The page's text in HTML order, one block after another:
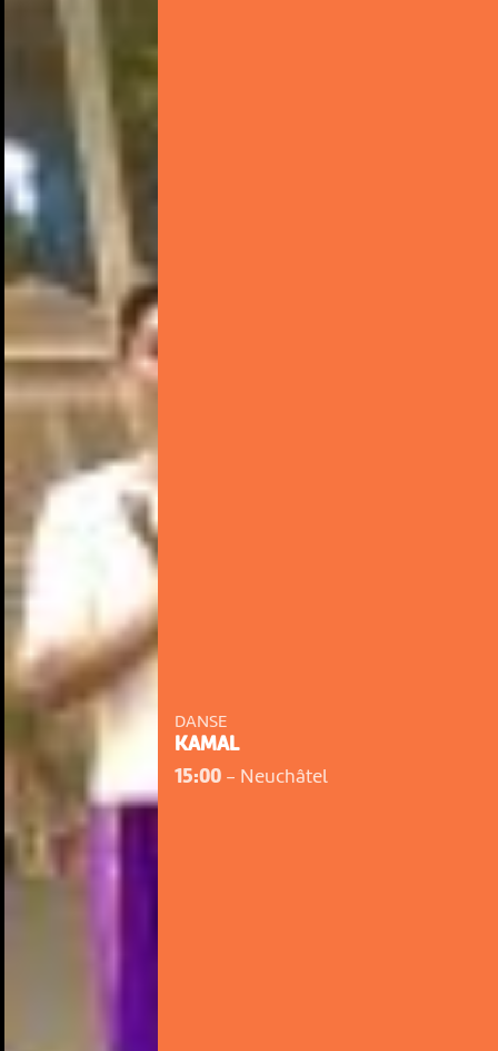
DANSE
KAMAL
15:00- Neuchâtel